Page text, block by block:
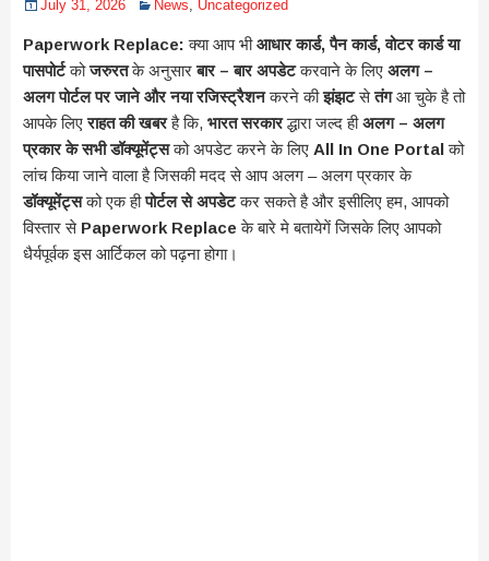
July 31, 2026 News Uncategorized
Paperwork Replace: क्या आप भीआधार कार्ड, पैन कार्ड, वोटर कार्ड या
पासपोर्टकोजरुरतके अनुसारबार – बार अपडेटकरवाने के लिए अलग –
अलग पोर्टल पर जाने और नया रजिस्ट्रैशनकरने कीझंझटसेतंगआ चुके है तो
आपके लिएराहत की खबरहै कि, भारत सरकारद्धारा जल्द हीअलग – अलग
प्रकार के सभी डॉक्यूमेंट्सको अपडेट करने के लिए All In One Portalको
लांच किया जाने वाला है जिसकी मदद से आप अलग – अलग प्रकार के
डॉक्यूमेंट्सको एक हीपोर्टल से अपडेटकर सकते है और इसीलिए हम, आपको
विस्तार से Paperwork Replace के बारे मे बतायेगें जिसके लिए आपको
धैर्यपूर्वक इस आर्टिकल को पढ़ना होगा।